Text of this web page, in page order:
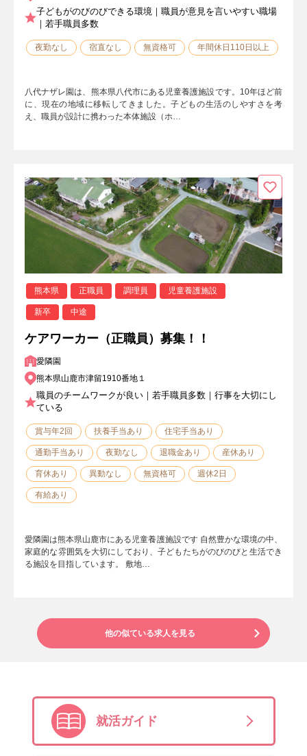
子どもがのびのびできる環境｜職員が意見を言いやすい職場
｜若手職員多数
夜勤なし 宿直なし 無資格可 年間休日110日以上
八代ナザレ園は、熊本県八代市にある児童養護施設です。10年ほど前
に、現在の地域に移転してきました。子どもの生活のしやすさを考
え、職員が設計に携わった本体施設（ホ…
熊本県 正職員 調理員 児童養護施設
新卒 中途
ケアワーカー（正職員）募集！！
愛隣園
熊本県山鹿市津留1910番地１
職員のチームワークが良い｜若手職員多数｜行事を大切にし
ている
賞与年2回 扶養手当あり 住宅手当あり
通勤手当あり 夜勤なし 退職金あり 産休あり
育休あり 異動なし 無資格可 週休2日
有給あり
愛隣園は熊本県山鹿市にある児童養護施設です 自然豊かな環境の中、
家庭的な雰囲気を大切にしており、子どもたちがのびのびと生活でき
る施設を目指しています。 敷地…
他の似ている求人を見る
就活ガイド